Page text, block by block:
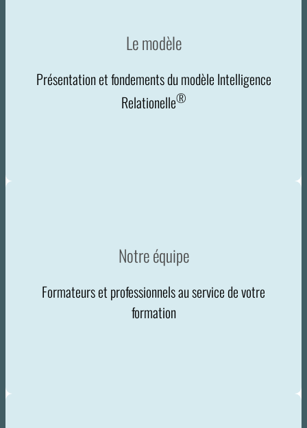
Le modèle
Présentation et fondements du modèle Intelligence
Relationelle®
Notre équipe
Formateurs et professionnels au service de votre
formation